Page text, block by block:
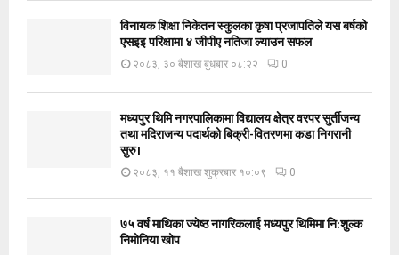
विनायक शिक्षा निकेतन स्कुलका कृषा प्रजापतिले यस बर्षको
एसइइ परिक्षामा ४ जीपीए नतिजा ल्याउन सफल
२०८३, ३० बैशाख बुधबार ०८:२२ 0
मध्यपुर थिमि नगरपालिकामा विद्यालय क्षेत्र वरपर सुर्तीजन्य
तथा मदिराजन्य पदार्थको बिक्री-वितरणमा कडा निगरानी
सुरु।
२०८३, ११ बैशाख शुक्रबार १०:०९ 0
७५ वर्ष माथिका ज्येष्ठ नागरिकलाई मध्यपुर थिमिमा नि:शुल्क
निमोनिया खोप